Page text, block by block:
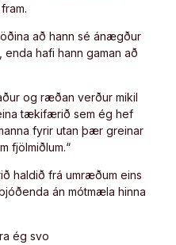
að hann sé ánægður
hafi hann gaman að
og ræðan verður mikil
tækifærið sem ég hef
fyrir utan þær greinar
fjölmiðlum.“
haldið frá umræðum eins
án mótmæla hinna
ég svo